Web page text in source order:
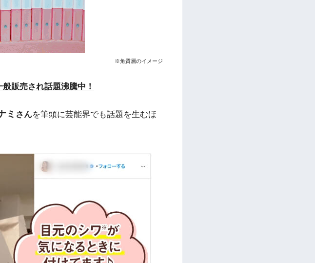
※角質層のイメージ
販売され話題沸騰中！
ミ さんを筆頭に芸能界でも話題を生むほ